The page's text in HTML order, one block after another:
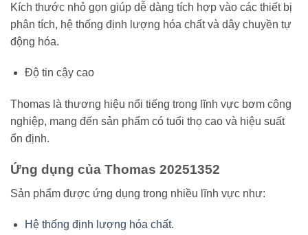
Kích thước nhỏ gọn giúp dễ dàng tích hợp vào các thiết bị
phân tích, hệ thống định lượng hóa chất và dây chuyền tự
động hóa.
Độ tin cậy cao
Thomas là thương hiệu nổi tiếng trong lĩnh vực bơm công
nghiệp, mang đến sản phẩm có tuổi thọ cao và hiệu suất
ổn định.
Ứng dụng của Thomas 20251352
Sản phẩm được ứng dụng trong nhiều lĩnh vực như:
Hệ thống định lượng hóa chất.